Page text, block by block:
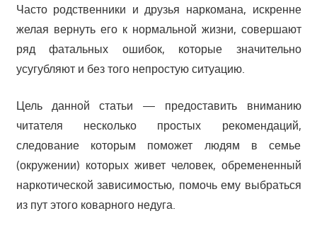
Часто родственники и друзья наркомана, искренне
желая вернуть его к нормальной жизни, совершают
ряд фатальных ошибок, которые значительно
усугубляют и без того непростую ситуацию.
Цель данной статьи — предоставить вниманию
читателя несколько простых рекомендаций,
следование которым поможет людям в семье
(окружении) которых живет человек, обремененный
наркотической зависимостью, помочь ему выбраться
из пут этого коварного недуга.